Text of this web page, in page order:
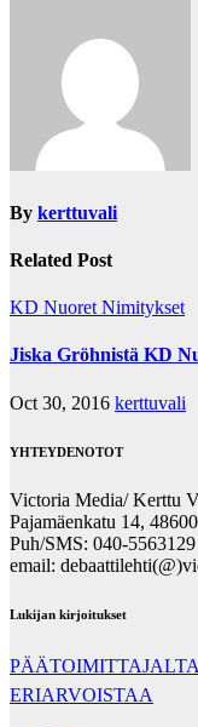
By kerttuvali
Related Post
KD Nuoret Nimitykset
Jiska Gröhnistä KD
Oct 30, 2016 kerttuvali
YHTEYDENOTOT
Victoria Media/ Kerttu
Pajamäenkatu 14,
Puh/SMS: 040-5563129
email:
Lukijan kirjoitukset
ERIARVOISTAA